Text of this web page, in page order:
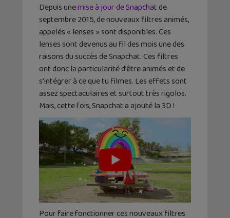
Depuis unemise à jour de Snapchat de
septembre 2015, de nouveaux filtres animés,
appelés « lenses » sont disponibles. Ces
lenses sont devenus au fil des mois une des
raisons du succès de Snapchat. Ces filtres
ont donc la particularité d’être animés et de
s’intégrer à ce que tu filmes. Les effets sont
assez spectaculaires et surtout très rigolos.
Mais, cette fois, Snapchat a ajouté la 3D !
Pour faire fonctionner ces nouveaux filtres